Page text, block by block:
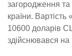
загородження та
країни.
10600 доларів
здійснювався на